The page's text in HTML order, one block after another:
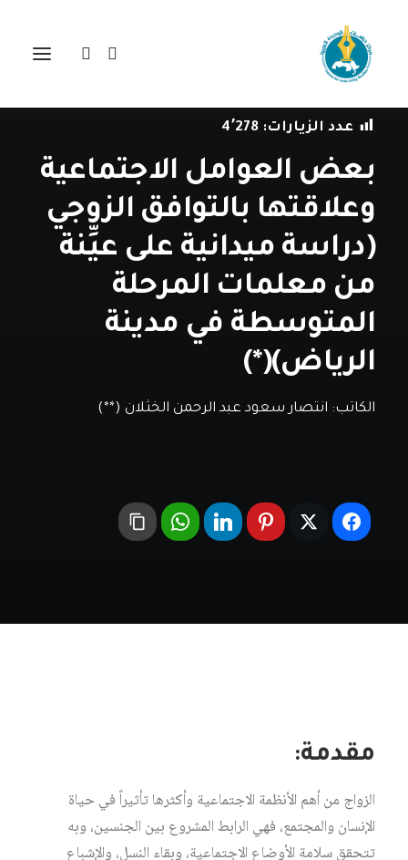
فيدراسات
عدد الزيارات: 4٬278
بعض العوامل الاجتماعية
وعلاقتها بالتوافق الزوجي
(دراسة ميدانية على عيِّنة
من معلمات المرحلة
المتوسطة في مدينة
الرياض)(*)
الكاتب: انتصار سعود عبد الرحمن الخثلان (**)
مقدمة:
الزواج من أهم الأنظمة الاجتماعية وأكثرها تأثيراً في حياة
الإنسان والمجتمع، فهي الرابط المشروع بين الجنسين، وبه
تتحقق سلامة الأوضاع الاجتماعية، وبقاء النسل، والإشباع